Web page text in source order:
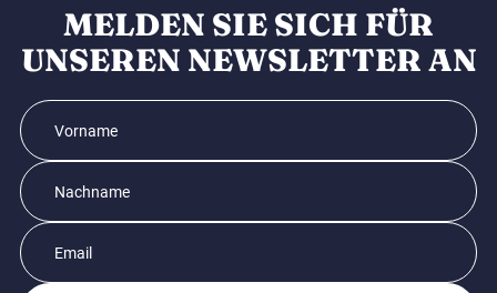
MELDEN SIE SICH FÜR
UNSEREN NEWSLETTER AN